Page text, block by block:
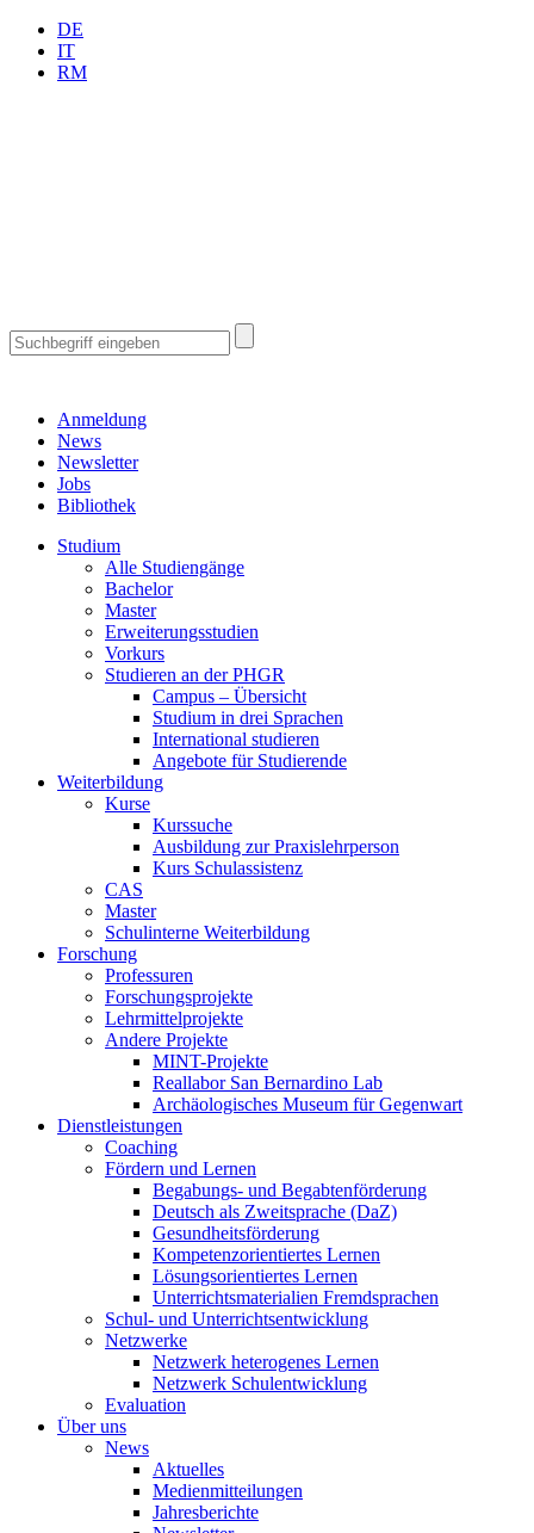
DE
IT
RM
Anmeldung
News
Newsletter
Jobs
Bibliothek
Studium
Alle Studiengänge
Bachelor
Master
Erweiterungsstudien
Vorkurs
Studieren an der PHGR
Campus – Übersicht
Studium in drei Sprachen
International studieren
Angebote für Studierende
Weiterbildung
Kurse
Kurssuche
Ausbildung zur Praxislehrperson
Kurs Schulassistenz
CAS
Master
Schulinterne Weiterbildung
Forschung
Professuren
Forschungsprojekte
Lehrmittelprojekte
Andere Projekte
MINT-Projekte
Reallabor San Bernardino Lab
Archäologisches Museum für Gegenwart
Dienstleistungen
Coaching
Fördern und Lernen
Begabungs- und Begabtenförderung
Deutsch als Zweitsprache (DaZ)
Gesundheitsförderung
Kompetenzorientiertes Lernen
Lösungsorientiertes Lernen
Unterrichtsmaterialien Fremdsprachen
Schul- und Unterrichtsentwicklung
Netzwerke
Netzwerk heterogenes Lernen
Netzwerk Schulentwicklung
Evaluation
Über uns
News
Aktuelles
Medienmitteilungen
Jahresberichte